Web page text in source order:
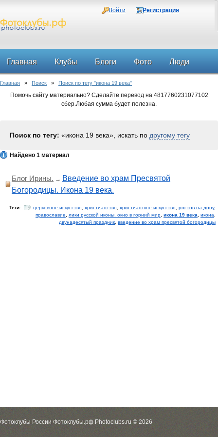
Войти Регистрация
Главная Клубы Блоги Фото Люди
Форум
Главная » Поиск » Поиск по тегу "икона 19 века"
Помочь сайту материально? Сделайте перевод на 4817760231077102
сбер.Любая сумма будет полезна.
Поиск по тегу: «икона 19 века», искать по другому тегу
Найдено 1 материал
Блог Ирины. → Введение во храм Пресвятой
Богородицы. Икона 19 века.
Теги: церковное искусство христианство христианское искусство ростов-на-дону,
православие
лики русской иконы. окно в горний мир икона 19 века икона
двунадесятый праздник введение во храм пресвятой богородицы
Фотоклубы России Фотоклубы.рф Photoclubs.ru © 2026